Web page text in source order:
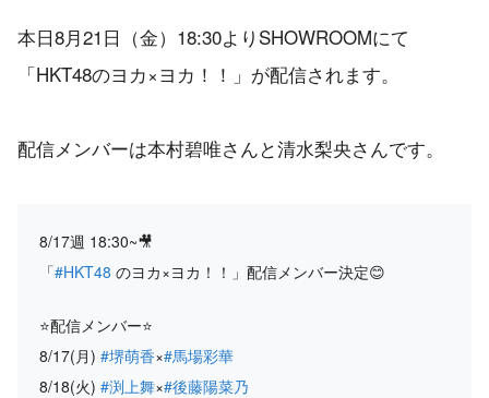
本日8月21日（金）18:30よりSHOWROOMにて
「HKT48のヨカ×ヨカ！！」が配信されます。
配信メンバーは本村碧唯さんと清水梨央さんです。
8/17週 18:30~🎥
「#HKT48 のヨカ×ヨカ！！」配信メンバー決定😊
⭐配信メンバー⭐
8/17(月) #堺萌香×#馬場彩華
8/18(火) #渕上舞×#後藤陽菜乃